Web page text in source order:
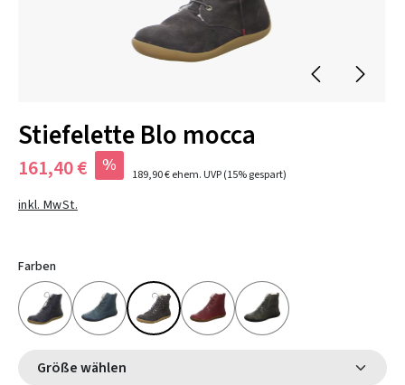
Stiefelette Blo mocca
161,40 € % 189,90 €ehem. UVP(15% gespart)
inkl. MwSt.
Farben
Größe wählen